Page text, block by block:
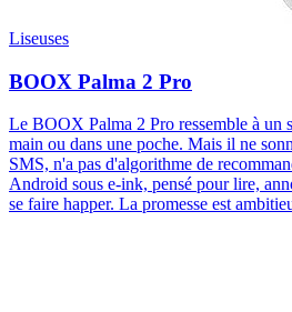
Liseuses
BOOX Palma 2 Pro
Le BOOX Palma 2 Pro ressemble à un
main ou dans une poche. Mais il ne
SMS, n'a pas d'algorithme de
Android sous e-ink, pensé pour lire,
se faire happer. La promesse est